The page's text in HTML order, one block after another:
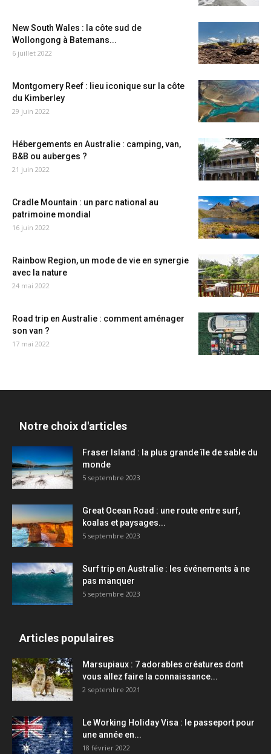
New South Wales : la côte sud de
Wollongong à Batemans...
6 juillet 2022
Montgomery Reef : lieu iconique sur la côte
du Kimberley
29 juin 2022
Hébergements en Australie : camping, van,
B&B ou auberges ?
21 juin 2022
Cradle Mountain : un parc national au
patrimoine mondial
16 juin 2022
Rainbow Region, un mode de vie en synergie
avec la nature
24 mai 2022
Road trip en Australie : comment aménager
son van ?
17 mai 2022
Notre choix d'articles
Fraser Island : la plus grande île de sable du
monde
5 septembre 2023
Great Ocean Road : une route entre surf,
koalas et paysages...
5 septembre 2023
Surf trip en Australie : les événements à ne
pas manquer
5 septembre 2023
Articles populaires
Marsupiaux : 7 adorables créatures dont
vous allez faire la connaissance...
2 septembre 2021
Le Working Holiday Visa : le passeport pour
une année en...
18 février 2022